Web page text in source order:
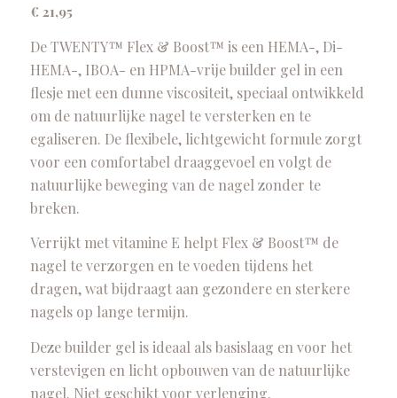
€ 21,95
De TWENTY™ Flex & Boost™ is een HEMA-, Di-
HEMA-, IBOA- en HPMA-vrije builder gel in een
flesje met een dunne viscositeit, speciaal ontwikkeld
om de natuurlijke nagel te versterken en te
egaliseren. De flexibele, lichtgewicht formule zorgt
voor een comfortabel draaggevoel en volgt de
natuurlijke beweging van de nagel zonder te
breken.
Verrijkt met vitamine E helpt Flex & Boost™ de
nagel te verzorgen en te voeden tijdens het
dragen, wat bijdraagt aan gezondere en sterkere
nagels op lange termijn.
Deze builder gel is ideaal als basislaag en voor het
verstevigen en licht opbouwen van de natuurlijke
nagel. Niet geschikt voor verlenging.